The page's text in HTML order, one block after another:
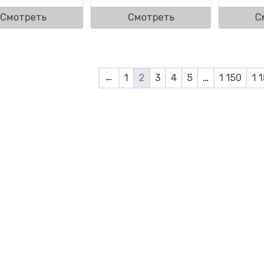
Смотреть
Смотреть
← 1 2 3 4 5 … 1 150 1